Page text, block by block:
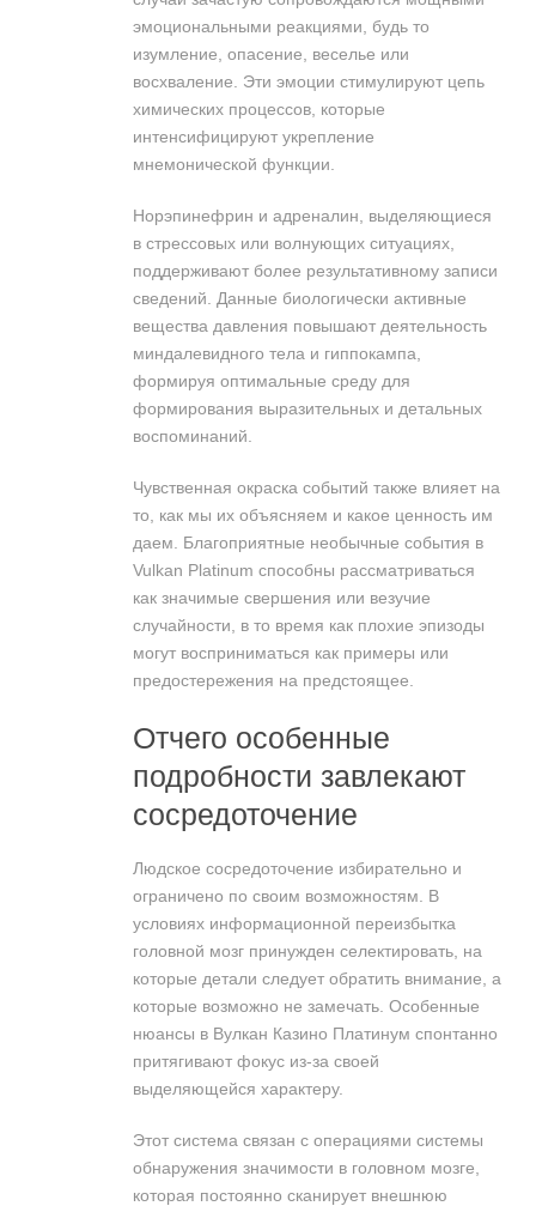
эмоциональными реакциями, будь то
изумление, опасение, веселье или
восхваление. Эти эмоции стимулируют цепь
химических процессов, которые
интенсифицируют укрепление
мнемонической функции.
Норэпинефрин и адреналин, выделяющиеся
в стрессовых или волнующих ситуациях,
поддерживают более результативному записи
сведений. Данные биологически активные
вещества давления повышают деятельность
миндалевидного тела и гиппокампа,
формируя оптимальные среду для
формирования выразительных и детальных
воспоминаний.
Чувственная окраска событий также влияет на
то, как мы их объясняем и какое ценность им
даем. Благоприятные необычные события в
Vulkan Platinum способны рассматриваться
как значимые свершения или везучие
случайности, в то время как плохие эпизоды
могут восприниматься как примеры или
предостережения на предстоящее.
Отчего особенные
подробности завлекают
сосредоточение
Людское сосредоточение избирательно и
ограничено по своим возможностям. В
условиях информационной переизбытка
головной мозг принужден селектировать, на
которые детали следует обратить внимание, а
которые возможно не замечать. Особенные
нюансы в Вулкан Казино Платинум спонтанно
притягивают фокус из-за своей
выделяющейся характеру.
Этот система связан с операциями системы
обнаружения значимости в головном мозге,
которая постоянно сканирует внешнюю